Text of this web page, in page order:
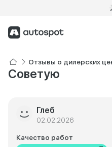
Отзывы о дилерских
Советую
Глеб
02.02.2026
Качество работ